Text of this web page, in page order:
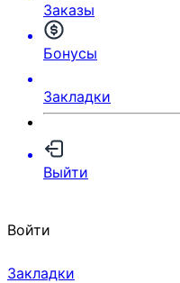
Заказы
Бонусы
Закладки
Выйти
Войти
Закладки